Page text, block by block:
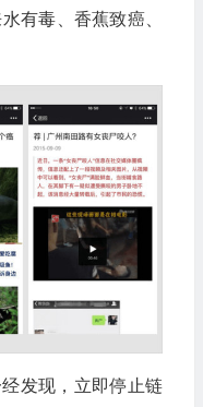
有毒、香蕉致癌、
发现，立即停止链